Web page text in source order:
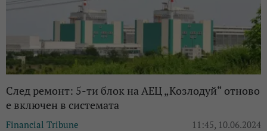
След ремонт: 5-ти блок на АЕЦ „Козлодуй“ отново
е включен в системата
Financial Tribune 11:45, 10.06.2024